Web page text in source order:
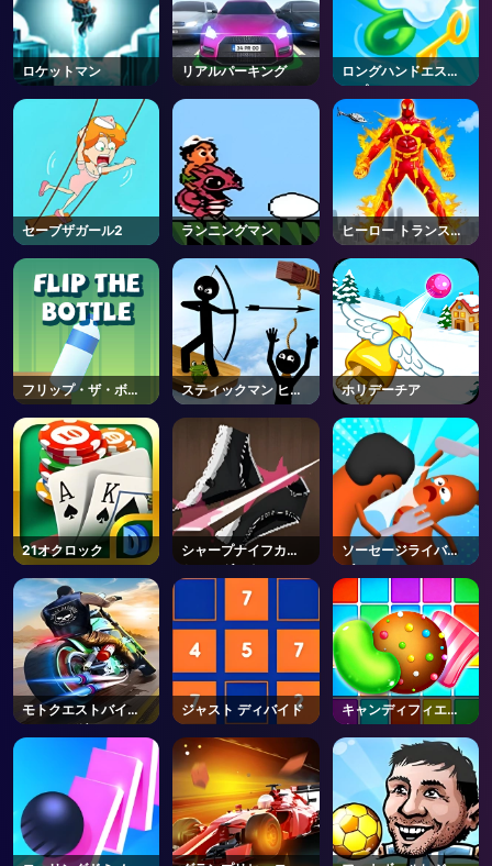
AD
ロケットマン リアルパーキング
ロングハンドエスケ
ープ
セーブザガール2 ランニングマン
ヒーロー トランスフ
ォーム ラン
フリップ・ザ・ボト
ル
スティックマン ヒー
ロー
ホリデーチア
21オクロック
シャープナイフカッ
トアンダーウェアオ
ソーセージライバル
ズ3D
モトクエストバイク
レーシング
ジャスト ディバイド
キャンディフィエス
タ